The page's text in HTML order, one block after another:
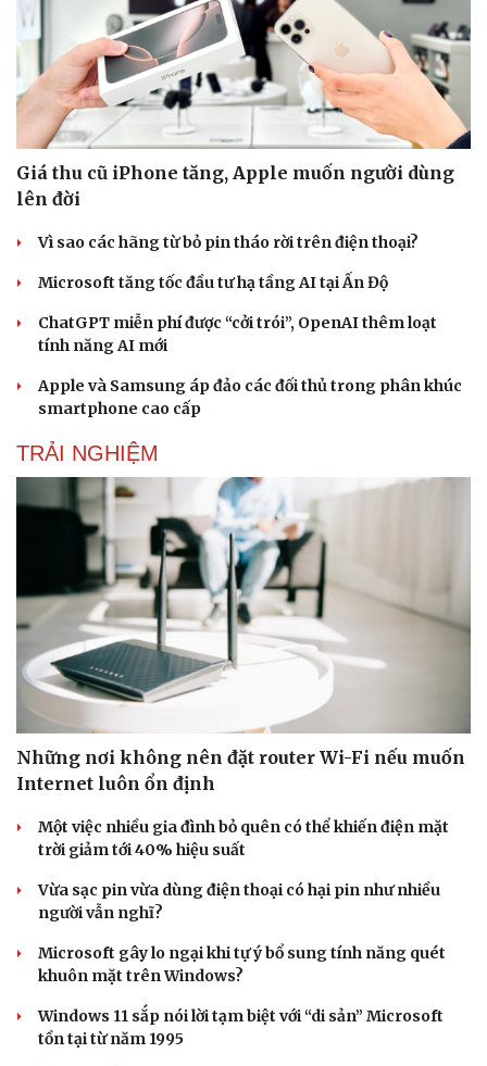
Dinh dưỡng - món ngon
Cây thuốc
Sản phụ khoa
Nhi khoa
Nam khoa
Làm đẹp - giảm cân
Phòng mạch online
Ăn sạch sống khỏe
Nhà đẹp
Tình yêu - Gia đình
Giá thu cũ iPhone tăng, Apple muốn người dùng
lên đời
Vì sao các hãng từ bỏ pin tháo rời trên điện thoại?
Microsoft tăng tốc đầu tư hạ tầng AI tại Ấn Độ
ChatGPT miễn phí được “cởi trói”, OpenAI thêm loạt
tính năng AI mới
Apple và Samsung áp đảo các đối thủ trong phân khúc
smartphone cao cấp
TRẢI NGHIỆM
Những nơi không nên đặt router Wi-Fi nếu muốn
Internet luôn ổn định
Một việc nhiều gia đình bỏ quên có thể khiến điện mặt
trời giảm tới 40% hiệu suất
Vừa sạc pin vừa dùng điện thoại có hại pin như nhiều
người vẫn nghĩ?
Microsoft gây lo ngại khi tự ý bổ sung tính năng quét
khuôn mặt trên Windows?
Windows 11 sắp nói lời tạm biệt với “di sản” Microsoft
tồn tại từ năm 1995